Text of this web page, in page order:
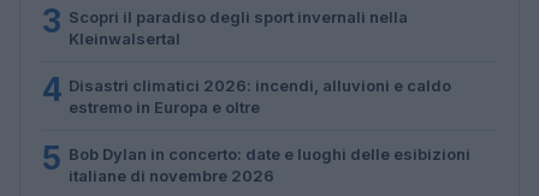
3 Scopri il paradiso degli sport invernali nella
Kleinwalsertal
4 Disastri climatici 2026: incendi, alluvioni e caldo
estremo in Europa e oltre
5 Bob Dylan in concerto: date e luoghi delle esibizioni
italiane di novembre 2026